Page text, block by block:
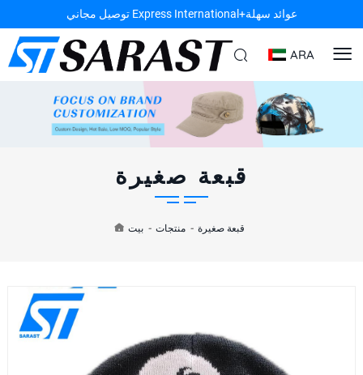
توصيل مجاني Express International+عوائد سهلة
ARA
قبعة صغيرة
بيت - منتجات - قبعة صغيرة